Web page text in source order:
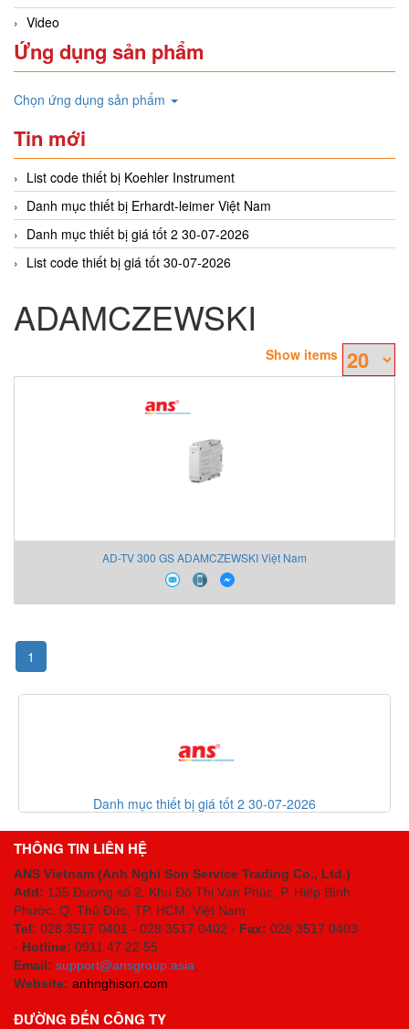
Video
Ứng dụng sản phẩm
Chọn ứng dụng sản phẩm
Tin mới
List code thiết bị Koehler Instrument
Danh mục thiết bị Erhardt-leimer Việt Nam
Danh mục thiết bị giá tốt 2 30-07-2026
List code thiết bị giá tốt 30-07-2026
ADAMCZEWSKI
Show items
AD-TV 300 GS ADAMCZEWSKI Việt Nam
1
Danh mục thiết bị giá tốt 2 30-07-2026
THÔNG TIN LIÊN HỆ
ANS Vietnam (Anh Nghi Son Service Trading Co., Ltd.)
Add: 135 Đường số 2, Khu Đô Thị Vạn Phúc, P. Hiệp Bình
Phước, Q. Thủ Đức, TP. HCM , Việt Nam
Tel: 028 3517 0401 - 028 3517 0402 - Fax: 028 3517 0403
- Hotline: 0911 47 22 55
Email: support@ansgroup.asia;
Website: anhnghison.com
ĐƯỜNG ĐẾN CÔNG TY